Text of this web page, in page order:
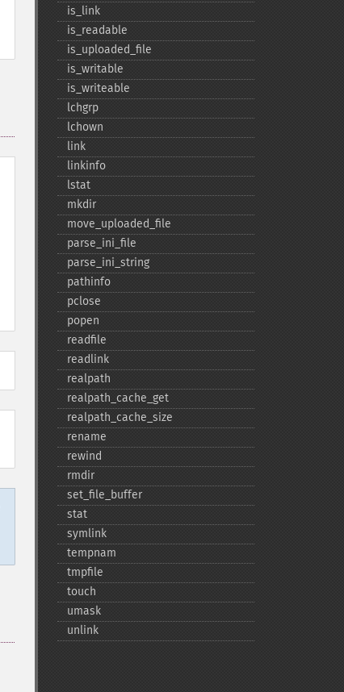
is_​link
is_​readable
is_​uploaded_​file
is_​writable
is_​writeable
lchgrp
lchown
link
linkinfo
lstat
mkdir
move_​uploaded_​file
parse_​ini_​file
parse_​ini_​string
pathinfo
pclose
popen
readfile
readlink
realpath
realpath_​cache_​get
realpath_​cache_​size
rename
rewind
rmdir
set_​file_​buffer
stat
symlink
tempnam
tmpfile
touch
umask
unlink